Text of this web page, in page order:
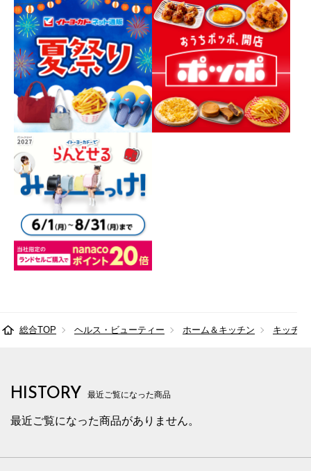
総合TOP ヘルス・ビューティー ホーム＆キッチン キッチ
HISTORY 最近ご覧になった商品
最近ご覧になった商品がありません。